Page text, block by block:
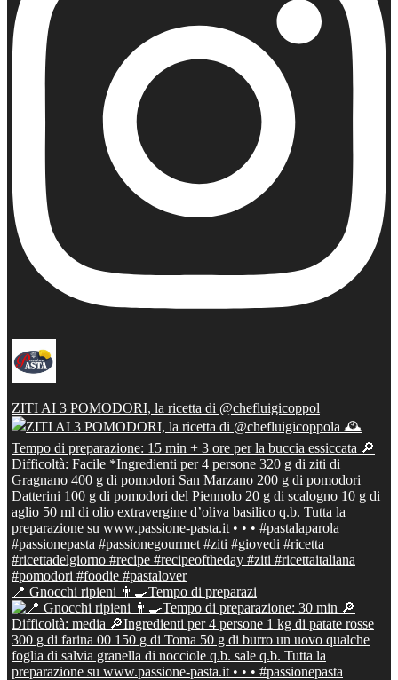
ZITI AI 3 POMODORI, la ricetta di @chefluigicoppol
📍 Gnocchi ripieni 👨‍🍳Tempo di preparazi